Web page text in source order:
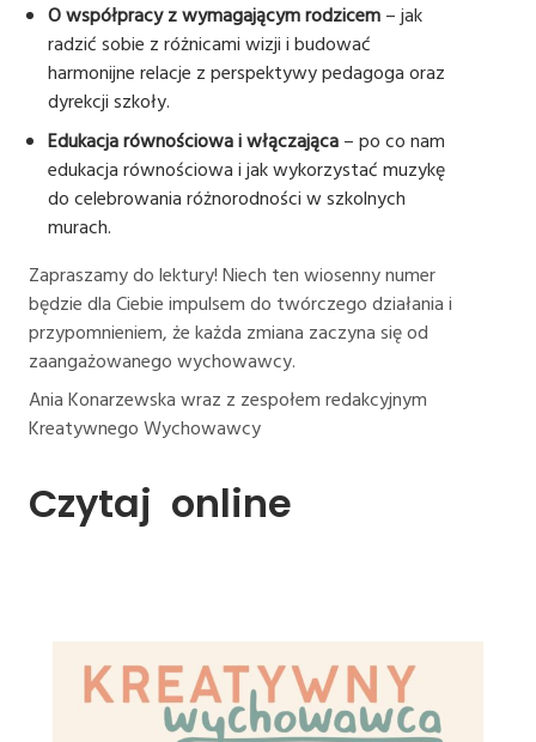
O współpracy z wymagającym rodzicem– jak
radzić sobie z różnicami wizji i budować
harmonijne relacje z perspektywy pedagoga oraz
dyrekcji szkoły.
Edukacja równościowa i włączająca– po co nam
edukacja równościowa i jak wykorzystać muzykę
do celebrowania różnorodności w szkolnych
murach.
Zapraszamy do lektury! Niech ten wiosenny numer
będzie dla Ciebie impulsem do twórczego działania i
przypomnieniem, że każda zmiana zaczyna się od
zaangażowanego wychowawcy.
Ania Konarzewska wraz z zespołem redakcyjnym
Kreatywnego Wychowawcy
Czytaj online